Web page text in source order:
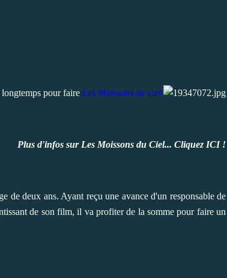
pour faire Les Moissons du ciel
Plus d'infos sur Les Moissons du Ciel... Cliquez ICI !
de deux ans. Ayant reçu une avance d'un responsable de
de son film, il va profiter de la somme pour faire un